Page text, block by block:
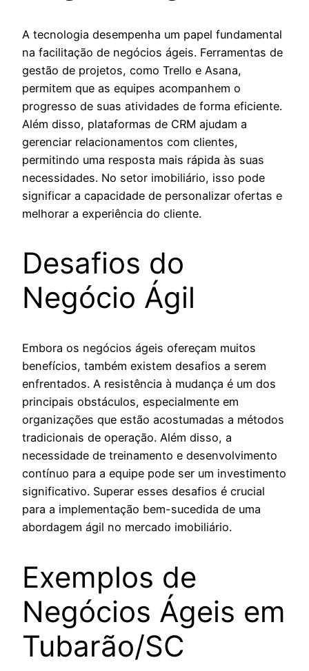
A tecnologia desempenha um papel fundamental
na facilitação de negócios ágeis. Ferramentas de
gestão de projetos, como Trello e Asana,
permitem que as equipes acompanhem o
progresso de suas atividades de forma eficiente.
Além disso, plataformas de CRM ajudam a
gerenciar relacionamentos com clientes,
permitindo uma resposta mais rápida às suas
necessidades. No setor imobiliário, isso pode
significar a capacidade de personalizar ofertas e
melhorar a experiência do cliente.
Desafios do
Negócio Ágil
Embora os negócios ágeis ofereçam muitos
benefícios, também existem desafios a serem
enfrentados. A resistência à mudança é um dos
principais obstáculos, especialmente em
organizações que estão acostumadas a métodos
tradicionais de operação. Além disso, a
necessidade de treinamento e desenvolvimento
contínuo para a equipe pode ser um investimento
significativo. Superar esses desafios é crucial
para a implementação bem-sucedida de uma
abordagem ágil no mercado imobiliário.
Exemplos de
Negócios Ágeis em
Tubarão/SC